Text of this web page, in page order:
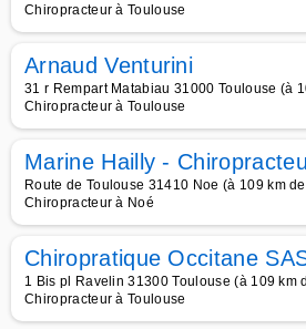
Chiropracteur à Toulouse
Arnaud Venturini
31 r Rempart Matabiau 31000 Toulouse (à
Chiropracteur à Toulouse
Marine Hailly -
Route de Toulouse 31410 Noe (à 109 km
Chiropracteur à Noé
Chiropratique Occitane
1 Bis pl Ravelin 31300 Toulouse (à 109 km
Chiropracteur à Toulouse